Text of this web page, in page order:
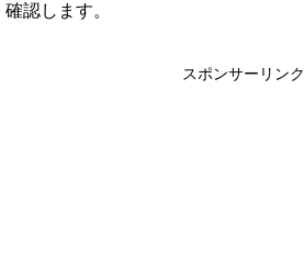
確認します。
スポンサーリンク